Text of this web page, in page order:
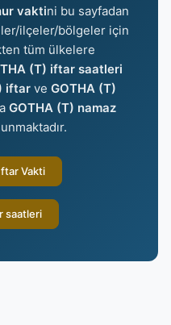
vaktini bu sayfadan
ilçeler/bölgeler için
tüm ülkelere
(T) iftar saatleri
iftarve GOTHA (T)
GOTHA (T) namaz
Vakti
saatleri